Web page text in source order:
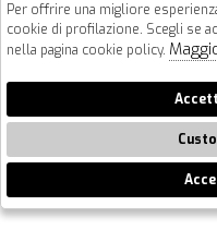
info@bigbagshoponline.it
follow us
2026 BigBag - P.iva :
🍪
Per offrire una migliore
cookie di profilazione. Scegli se
nella pagina cookie policy.